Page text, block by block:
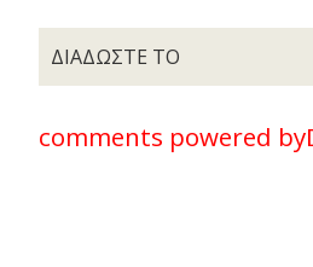
ΔΙΑΔΩΣΤΕ ΤΟ
comments powered by